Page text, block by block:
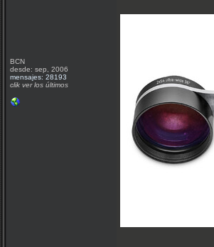
BCN
desde: sep, 2006
mensajes: 28193
clik ver los últimos